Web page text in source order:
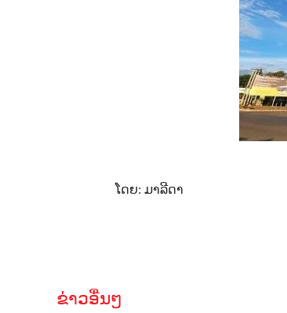
ໂດຍ: ມາລີດາ
ຂ່າວອື່ນໆ